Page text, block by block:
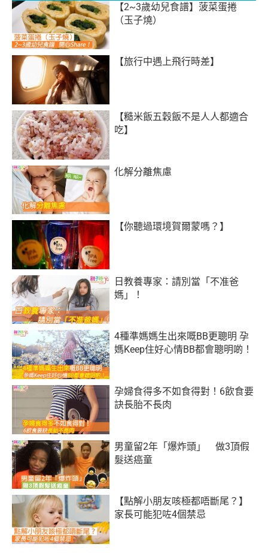
【2~3歲幼兒食譜】菠菜蛋捲
（玉子燒）
【旅行中遇上飛行時差】
【糙米飯五穀飯不是人人都適合
吃】
化解分離焦慮
【你聽過環境賀爾蒙嗎？】
日教養專家：請別當「不准爸
媽」！
4種準媽媽生出來嘅BB更聰明 孕
媽Keep住好心情BB都會聰明啲！
孕婦食得多不如食得對！6飲食要
訣長胎不長肉
男童留2年「爆炸頭」 做3頂假
髮送癌童
【點解小朋友咳極都唔斷尾？】
家長可能犯咗4個禁忌